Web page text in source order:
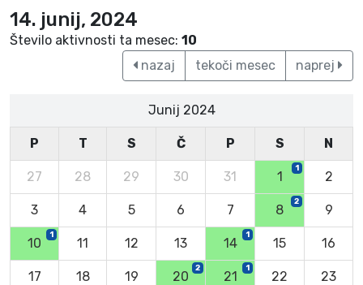
14. junij, 2024
Število aktivnosti ta mesec: 10
nazaj
tekoči mesec naprej
Junij 2024
P T S Č P S N
27 28 29 30 31 1
1
2
3 4 5 6 7 8
2
9
10
1
11 12 13 14
1
15 16
17 18 19 20
2
21
1
22 23